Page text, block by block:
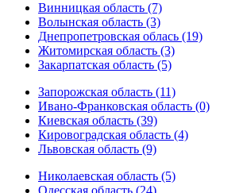
Винницкая область (7)
Волынская область (3)
Днепропетровская облась (19)
Житомирская область (3)
Закарпатская область (5)
Запорожская область (11)
Ивано-Франковская область (0)
Киевская область (39)
Кировоградская область (4)
Львовская область (9)
Николаевская область (5)
Одесская область (24)